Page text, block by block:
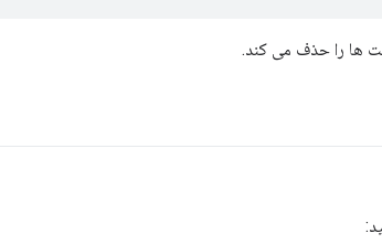
ها را حذف می کند.